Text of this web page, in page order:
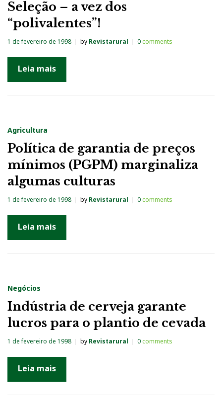
a
1
d
e
r
e
i
e
1
Seleção – a vez dos
“polivalentes”!
1 de fevereiro de 1998 by Revistarural 0comments
Leia mais
Agricultura
Política de garantia de preços
mínimos (PGPM) marginaliza
algumas culturas
1 de fevereiro de 1998 by Revistarural 0comments
Leia mais
Negócios
Indústria de cerveja garante
lucros para o plantio de cevada
1 de fevereiro de 1998 by Revistarural 0comments
Leia mais